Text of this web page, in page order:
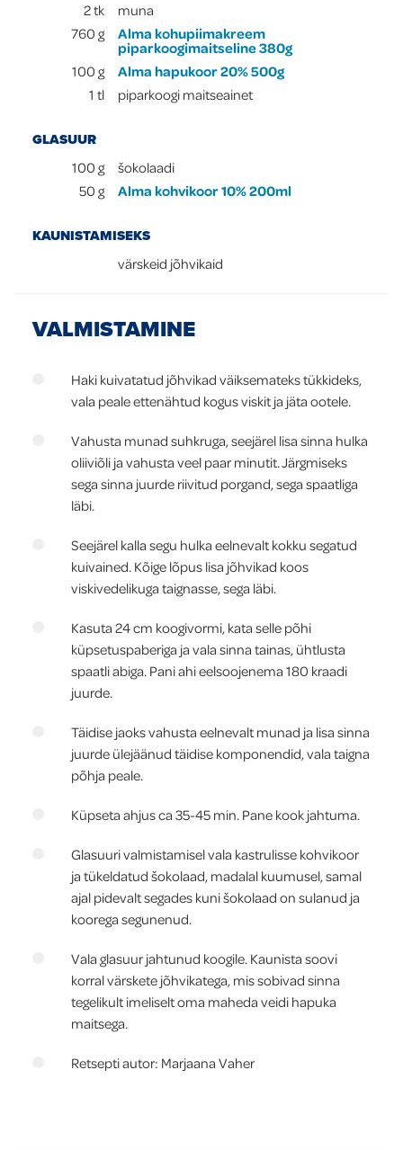
2tk
muna
760 g
Alma kohupiimakreem
piparkoogimaitseline 380g
100 g
Alma hapukoor 20% 500g
1 tl piparkoogi maitseainet
GLASUUR
100 g
šokolaadi
50 g Alma kohvikoor 10% 200ml
KAUNISTAMISEKS
värskeid jõhvikaid
VALMISTAMINE
Haki kuivatatud jõhvikad väiksemateks tükkideks,
vala peale ettenähtud kogus viskit ja jäta ootele.
Vahusta munad suhkruga, seejärel lisa sinna hulka
oliiviõli ja vahusta veel paar minutit. Järgmiseks
sega sinna juurde riivitud porgand, sega spaatliga
läbi.
Seejärel kalla segu hulka eelnevalt kokku segatud
kuivained. Kõige lõpus lisa jõhvikad koos
viskivedelikuga taignasse, sega läbi.
Kasuta 24 cm koogivormi, kata selle põhi
küpsetuspaberiga ja vala sinna tainas, ühtlusta
spaatli abiga. Pani ahi eelsoojenema 180 kraadi
juurde.
Täidise jaoks vahusta eelnevalt munad ja lisa sinna
juurde ülejäänud täidise komponendid, vala taigna
põhja peale.
Küpseta ahjus ca 35-45 min. Pane kook jahtuma.
Glasuuri valmistamisel vala kastrulisse kohvikoor
ja tükeldatud šokolaad, madalal kuumusel, samal
ajal pidevalt segades kuni šokolaad on sulanud ja
koorega segunenud.
Vala glasuur jahtunud koogile. Kaunista soovi
korral värskete jõhvikatega, mis sobivad sinna
tegelikult imeliselt oma maheda veidi hapuka
maitsega.
Retsepti autor: Marjaana Vaher